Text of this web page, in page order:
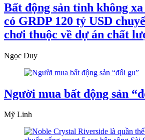
Bất động sản tỉnh không
có GRDP 120 tỷ USD
chơi thuộc về dự án chất
Ngọc Duy
Người mua bất động sản
Mỹ Linh